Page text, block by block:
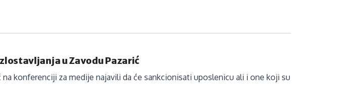
u Zavodu Pazarić
konferenciji za medije najavili da će sankcionisati uposlenicu ali i one koji su